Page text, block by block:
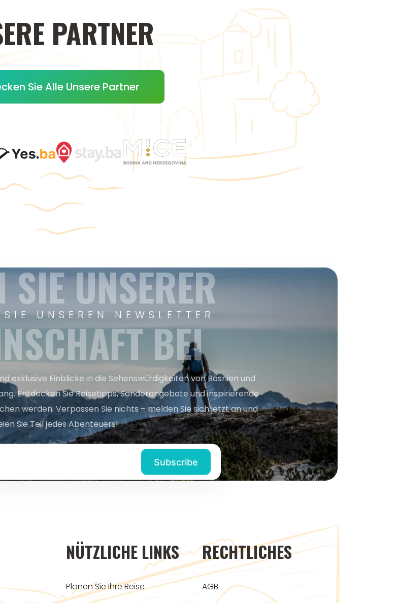
PARTNER
Sie Alle Unsere Partner
UNSEREN NEWSLETTER
SIE UNSERER
BEI
exklusive Einblicke in die Sehenswürdigkeiten von Bosnien und
Entdecken Sie Reisetipps, Sonderangebote und inspirierende
werden. Verpassen Sie nichts – melden Sie sich jetzt an und
Sie Teil jedes Abenteuers!
NÜTZLICHE LINKS
Planen Sie Ihre Reise
RECHTLICHES
AGB